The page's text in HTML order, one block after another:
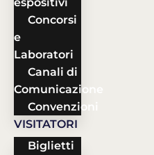
Concorsi
e
Laboratori
Canali di
Comunicazione
Convenzioni
VISITATORI
Biglietti